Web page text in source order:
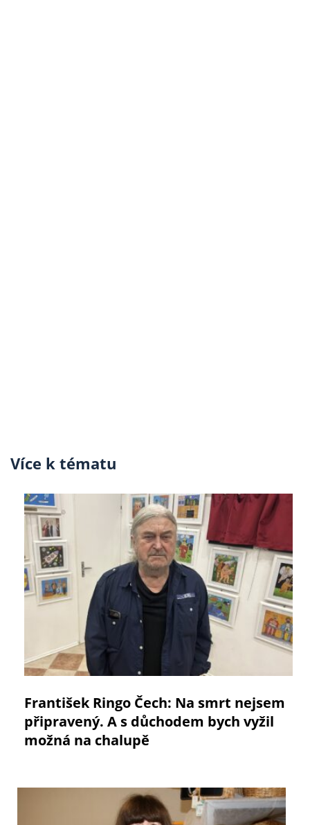
Více k tématu
František Ringo Čech: Na smrt nejsem
připravený. A s důchodem bych vyžil
možná na chalupě